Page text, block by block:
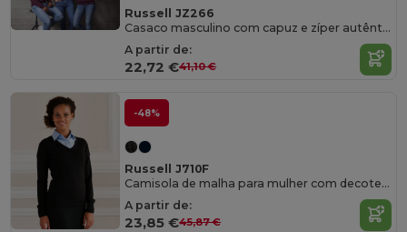
Russell JZ266
Casaco masculino com capuz e zíper autêntico
A partir de:
22,72 €41,10 €
-48%
Russell J710F
Camisola de malha para mulher com decote em V
A partir de:
23,85 €45,87 €